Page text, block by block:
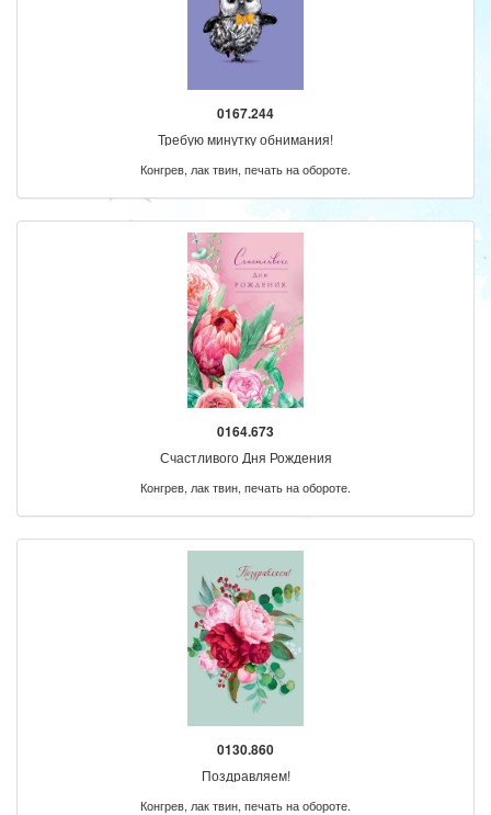
0167.244
Требую минутку обнимания!
Конгрев, лак твин, печать на обороте.
0164.673
Счастливого Дня Рождения
Конгрев, лак твин, печать на обороте.
0130.860
Поздравляем!
Конгрев, лак твин, печать на обороте.